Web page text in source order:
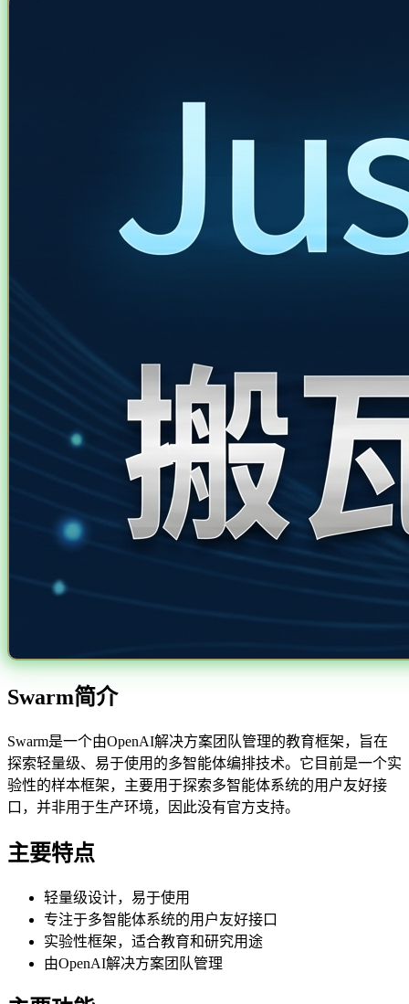
Swarm简介
Swarm是一个由OpenAI解决方案团队管理的教育框架，旨在
探索轻量级、易于使用的多智能体编排技术。它目前是一个实
验性的样本框架，主要用于探索多智能体系统的用户友好接
口，并非用于生产环境，因此没有官方支持。
主要特点
轻量级设计，易于使用
专注于多智能体系统的用户友好接口
实验性框架，适合教育和研究用途
由OpenAI解决方案团队管理